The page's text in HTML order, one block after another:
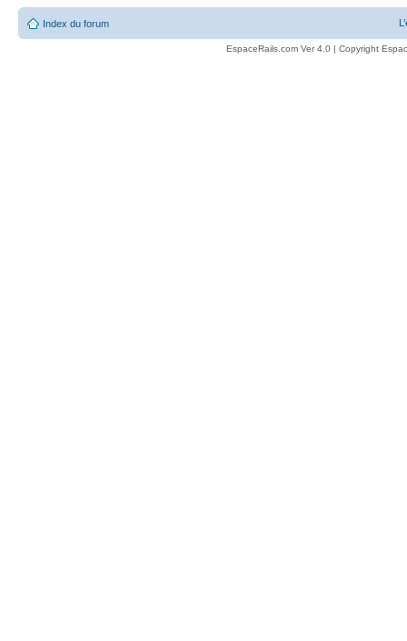
Index du forum
EspaceRails.com Ver 4.0 | Copyright